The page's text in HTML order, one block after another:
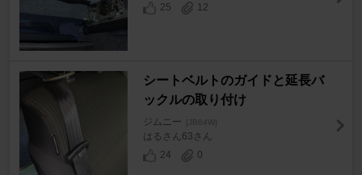
25
12
シートベルトのガイドと延長バ
ックルの取り付け
ジムニー [JB64W]
はるさん63さん
24
0